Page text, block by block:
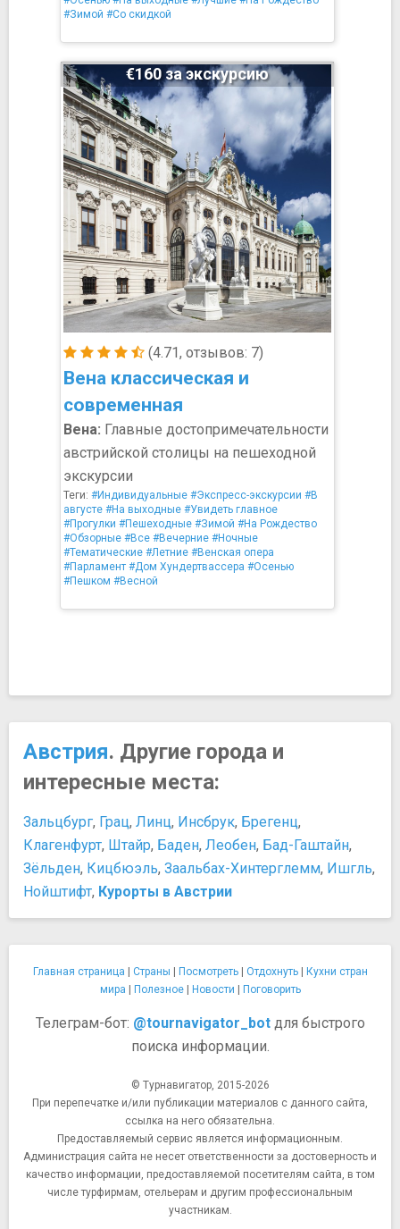
#Зимой #Со скидкой
(4.71, отзывов: 7)
Вена классическая и
современная
€160 за экскурсию
Вена: Главные достопримечательности
австрийской столицы на пешеходной
экскурсии
Теги: #Индивидуальные #Экспресс-экскурсии #В
августе #На выходные #Увидеть главное
#Прогулки #Пешеходные #Зимой #На Рождество
#Обзорные #Все #Вечерние #Ночные
#Тематические #Летние #Венская опера
#Парламент #Дом Хундертвассера #Осенью
#Пешком #Весной
Австрия. Другие города и
интересные места:
Зальцбург, Грац, Линц, Инсбрук, Брегенц,
Клагенфурт, Штайр, Баден, Леобен, Бад-Гаштайн,
Зёльден, Кицбюэль, Заальбах-Хинтерглемм, Ишгль,
Нойштифт, Курорты в Австрии
Главная страница Страны Посмотреть| Отдохнуть|
Кухни стран
мира
Полезное| Новости Поговорить
Телеграм-бот: @tournavigator_botдля быстрого
поиска информации.
© Турнавигатор, 2015-2026
При перепечатке и/или публикации материалов с данного сайта,
ссылка на него обязательна.
Предоставляемый сервис является информационным.
Администрация сайта не несет ответственности за достоверность и
качество информации, предоставляемой посетителям сайта, в том
числе турфирмам, отельерам и другим профессиональным
участникам.